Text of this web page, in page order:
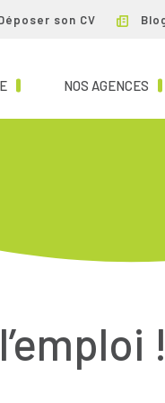
son CV
(CURRENT)NOS AGENCES
!